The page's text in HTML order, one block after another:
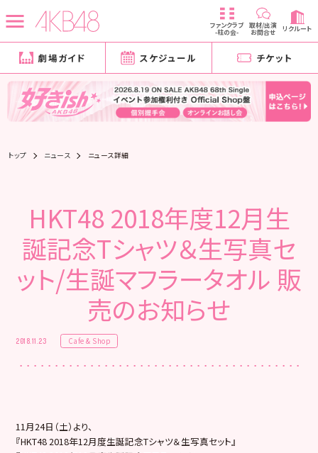
ファンクラブ
-柱の会-
取材/出演
お問合せ リクルート
劇場ガイド スケジュール チケット
トップ ニュース ニュース詳細
HKT48 2018年度12月生
誕記念Tシャツ＆生写真セ
ット/生誕マフラータオル 販
売のお知らせ
2018.11.23 Cafe & Shop
11月24日（土）より、
『HKT48 2018年12月度生誕記念Tシャツ＆生写真セット』